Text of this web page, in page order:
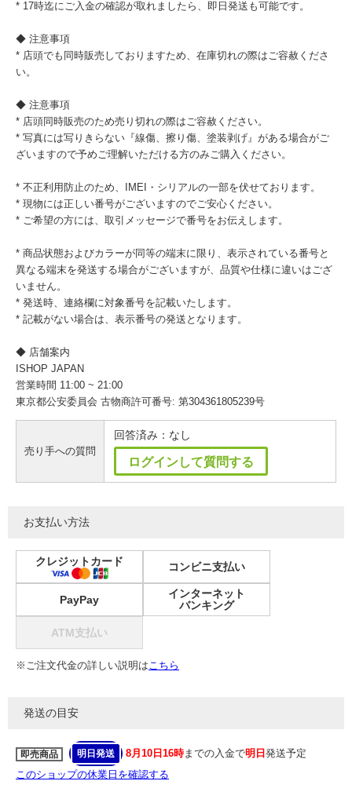
* 17時迄にご入金の確認が取れましたら、即日発送も可能です。
◆ 注意事項
* 店頭でも同時販売しておりますため、在庫切れの際はご容赦くださ
い。
◆ 注意事項
* 店頭同時販売のため売り切れの際はご容赦ください。
* 写真には写りきらない『線傷、擦り傷、塗装剥げ』がある場合がご
ざいますので予めご理解いただける方のみご購入ください。
* 不正利用防止のため、IMEI・シリアルの一部を伏せております。
* 現物には正しい番号がございますのでご安心ください。
* ご希望の方には、取引メッセージで番号をお伝えします。
* 商品状態およびカラーが同等の端末に限り、表示されている番号と
異なる端末を発送する場合がございますが、品質や仕様に違いはござ
いません。
* 発送時、連絡欄に対象番号を記載いたします。
* 記載がない場合は、表示番号の発送となります。
◆ 店舗案内
ISHOP JAPAN
営業時間 11:00 ~ 21:00
東京都公安委員会 古物商許可番号: 第304361805239号
売り手への質問
回答済み：なし
ログインして質問する
お支払い方法
クレジットカード コンビニ支払い
PayPay
インターネット
バンキング
ATM支払い
※ご注文代金の詳しい説明はこちら
発送の目安
即売商品 明日発送 8月10日16時までの入金で明日 発送予定
このショップの休業日を確認する